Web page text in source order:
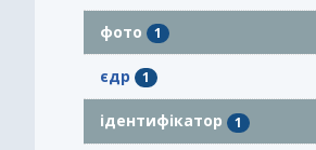
фото 1
єдр 1
ідентифікатор 1